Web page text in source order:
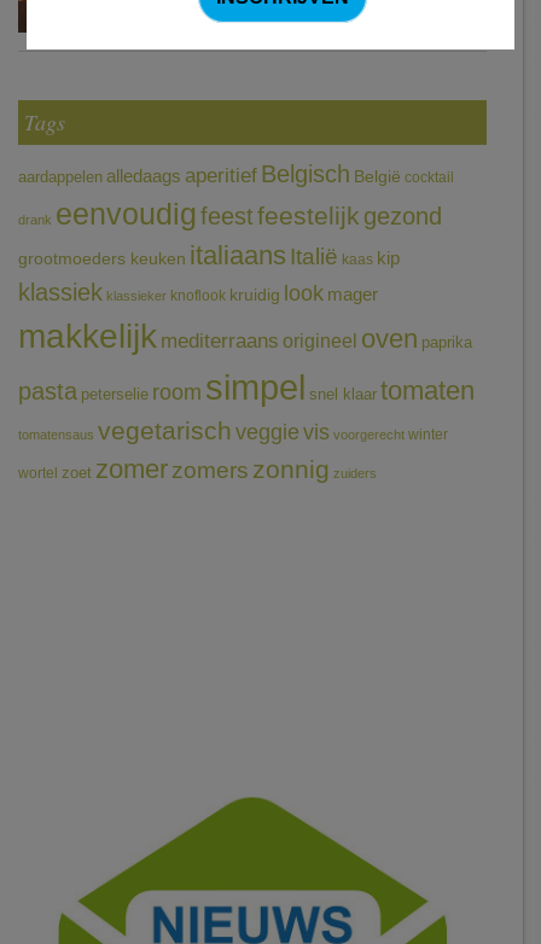
Tags
aardappelen alledaags aperitief Belgisch België cocktail
drank eenvoudigfeestfeestelijk gezond
grootmoeders keuken italiaans Italië kaas kip
klassiek klassieker knoflook kruidig look mager
makkelijk mediterraans origineel oven paprika
pasta peterselie room simpel snel klaar tomaten
tomatensaus vegetarischveggie vis voorgerecht winter
wortel zoet zomerzomers zonnig zuiders